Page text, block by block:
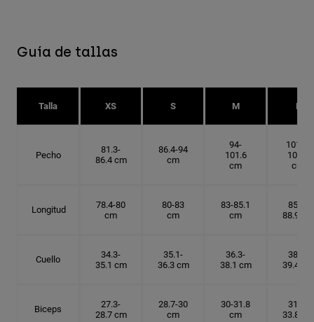
Guía de tallas
Talla XS S M L
Pecho
81.3-
86.4 cm
86.4-94
cm
94-
101.6
cm
101.6-
109.2
cm
Longitud
78.4-80
cm
80-83
cm
83-85.1
cm
85.1-
88.9 cm
Cuello
34.3-
35.1 cm
35.1-
36.3 cm
36.3-
38.1 cm
38.1-
39.4 cm
Biceps
27.3-
28.7 cm
28.7-30
cm
30-31.8
cm
31.8-
33.8 cm